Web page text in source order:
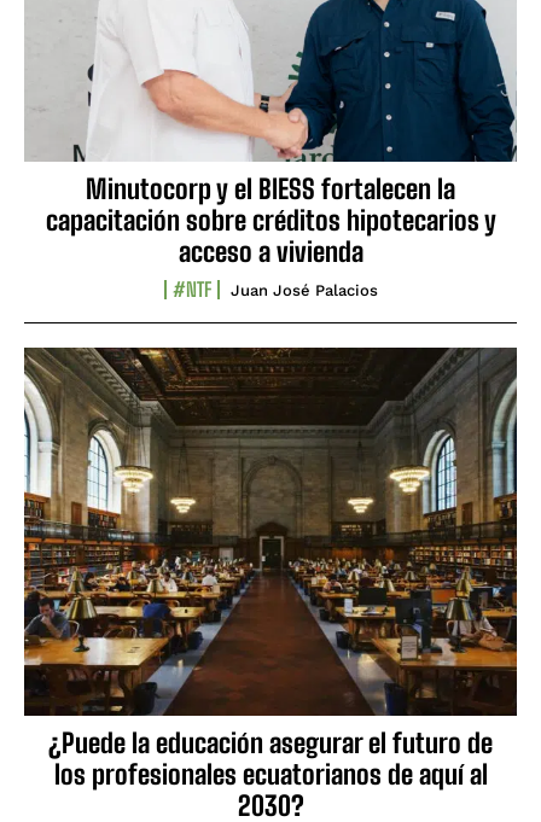
Minutocorp y el BIESS fortalecen la
capacitación sobre créditos hipotecarios y
acceso a vivienda
#NTF Juan José Palacios
¿Puede la educación asegurar el futuro de
los profesionales ecuatorianos de aquí al
2030?